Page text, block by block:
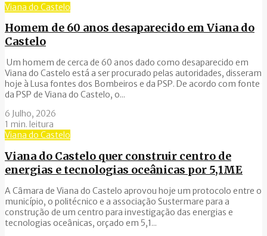
Viana do Castelo
Homem de 60 anos desaparecido em Viana do
Castelo
Um homem de cerca de 60 anos dado como desaparecido em
Viana do Castelo está a ser procurado pelas autoridades, disseram
hoje à Lusa fontes dos Bombeiros e da PSP. De acordo com fonte
da PSP de Viana do Castelo, o...
6 Julho, 2026
1 min. leitura
Viana do Castelo
Viana do Castelo quer construir centro de
energias e tecnologias oceânicas por 5,1ME
A Câmara de Viana do Castelo aprovou hoje um protocolo entre o
município, o politécnico e a associação Sustermare para a
construção de um centro para investigação das energias e
tecnologias oceânicas, orçado em 5,1...